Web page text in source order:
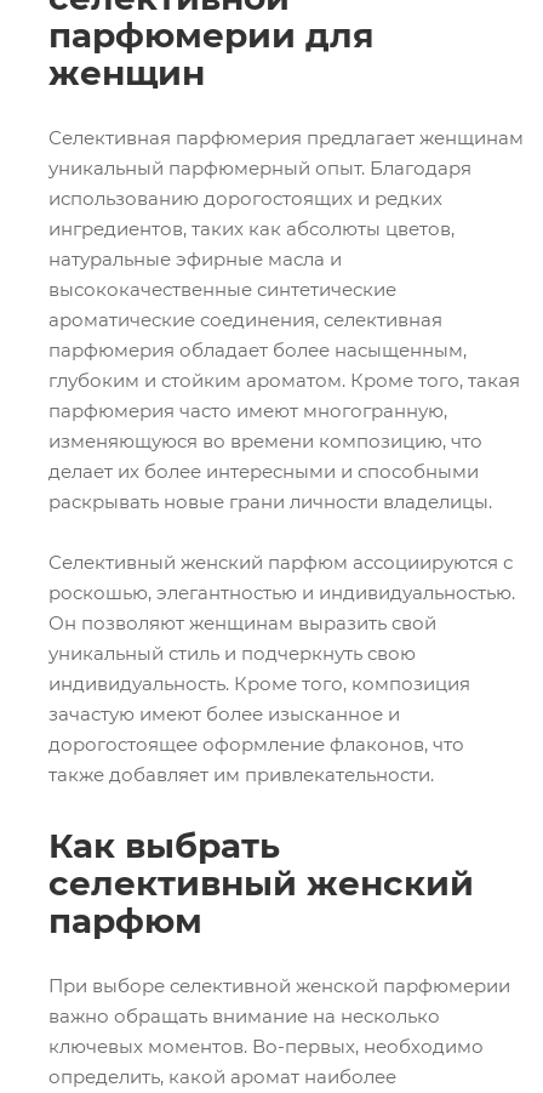
парфюмерии для
женщин
Селективная парфюмерия предлагает женщинам
уникальный парфюмерный опыт. Благодаря
использованию дорогостоящих и редких
ингредиентов, таких как абсолюты цветов,
натуральные эфирные масла и
высококачественные синтетические
ароматические соединения, селективная
парфюмерия обладает более насыщенным,
глубоким и стойким ароматом. Кроме того, такая
парфюмерия часто имеют многогранную,
изменяющуюся во времени композицию, что
делает их более интересными и способными
раскрывать новые грани личности владелицы.
Селективный женский парфюм ассоциируются с
роскошью, элегантностью и индивидуальностью.
Он позволяют женщинам выразить свой
уникальный стиль и подчеркнуть свою
индивидуальность. Кроме того, композиция
зачастую имеют более изысканное и
дорогостоящее оформление флаконов, что
также добавляет им привлекательности.
Как выбрать
селективный женский
парфюм
При выборе селективной женской парфюмерии
важно обращать внимание на несколько
ключевых моментов. Во-первых, необходимо
определить, какой аромат наиболее